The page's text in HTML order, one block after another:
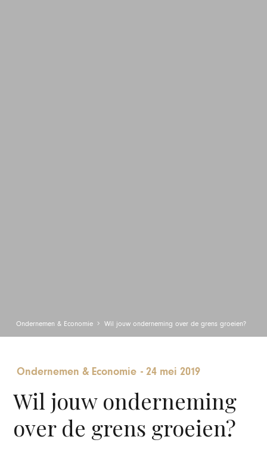
Ondernemen & Economie Wil jouw onderneming over de grens groeien?
Ondernemen & Economie -24 mei 2019
Wil jouw onderneming
over de grens groeien?